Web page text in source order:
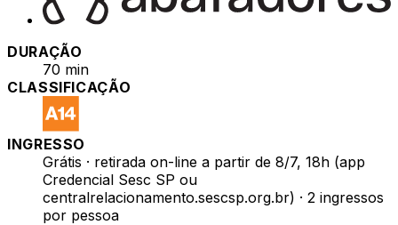
DURAÇÃO
70 min
CLASSIFICAÇÃO
INGRESSO
Grátis · retirada on-line a partir de 8/7, 18h (app
Credencial Sesc SP ou
centralrelacionamento.sescsp.org.br) · 2 ingressos
por pessoa